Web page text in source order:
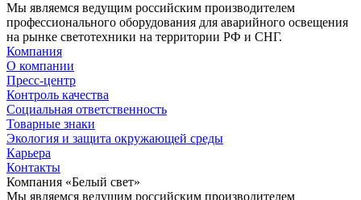
Мы являемся ведущим российским производителем
профессионального оборудования для аварийного освещения
на рынке светотехники на территории РФ и СНГ.
Компания
О компании
Пресс-центр
Контроль качества
Социальная ответственность
Товарные знаки
Экология и защита окружающей среды
Карьера
Контакты
Компания «Белый свет»
Мы являемся ведущим российским производителем